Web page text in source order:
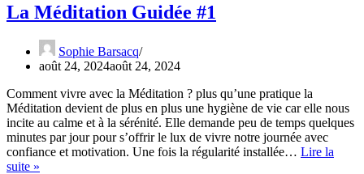
La Méditation Guidée #1
Sophie Barsacq
août 24, 2024août 24, 2024
Comment vivre avec la Méditation ? plus qu’une pratique la
Méditation devient de plus en plus une hygiène de vie car elle nous
incite au calme et à la sérénité. Elle demande peu de temps quelques
minutes par jour pour s’offrir le lux de vivre notre journée avec
confiance et motivation. Une fois la régularité installée… Lire la
suite »